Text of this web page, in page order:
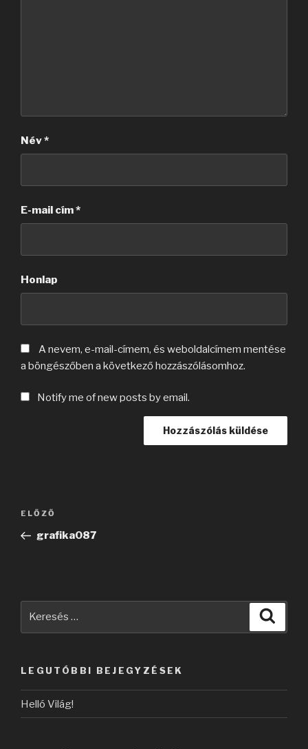
Név*
E-mail cím*
Honlap
A nevem, e-mail-címem, és weboldalcímem mentése
a böngészőben a következő hozzászólásomhoz.
Notify me of new posts by email.
Bejegyzés
Korábbi
bejegyzés
ELŐZŐ
grafika087
LEGUTÓBBI BEJEGYZÉSEK
Helló Világ!